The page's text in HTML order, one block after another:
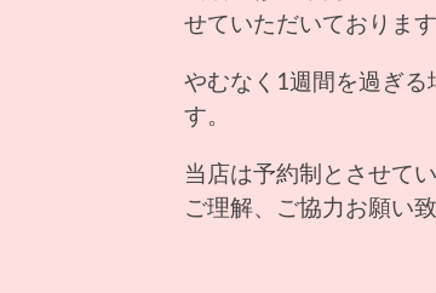
せていただいておりま
やむなく1週間を過ぎ
す。
当店は予約制とさせて
ご理解、ご協力お願い致